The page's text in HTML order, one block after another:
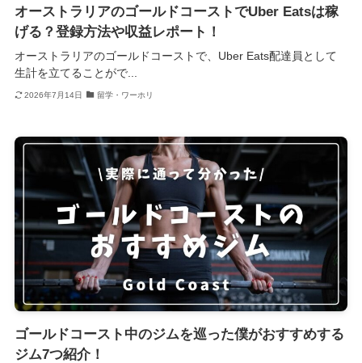
オーストラリアのゴールドコーストでUber Eatsは稼
げる？登録方法や収益レポート！
オーストラリアのゴールドコーストで、Uber Eats配達員として
生計を立てることがで...
2026年7月14日 留学・ワーホリ
ゴールドコースト中のジムを巡った僕がおすすめする
ジム7つ紹介！